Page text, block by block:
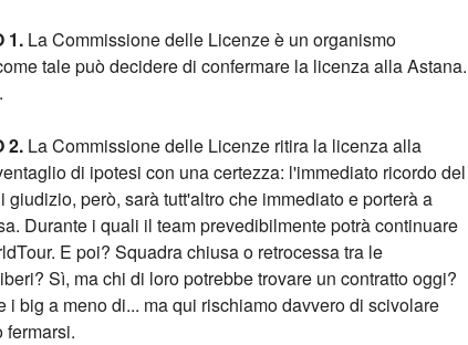
1. La Commissione delle Licenze è un organismo
tale può decidere di confermare la licenza alla Astana.
2. La Commissione delle Licenze ritira la licenza alla
di ipotesi con una certezza: l'immediato ricordo del
giudizio, però, sarà tutt'altro che immediato e porterà a
Durante i quali il team prevedibilmente potrà continuare
E poi? Squadra chiusa o retrocessa tra le
Sì, ma chi di loro potrebbe trovare un contratto oggi?
i big a meno di... ma qui rischiamo davvero di scivolare
fermarsi.